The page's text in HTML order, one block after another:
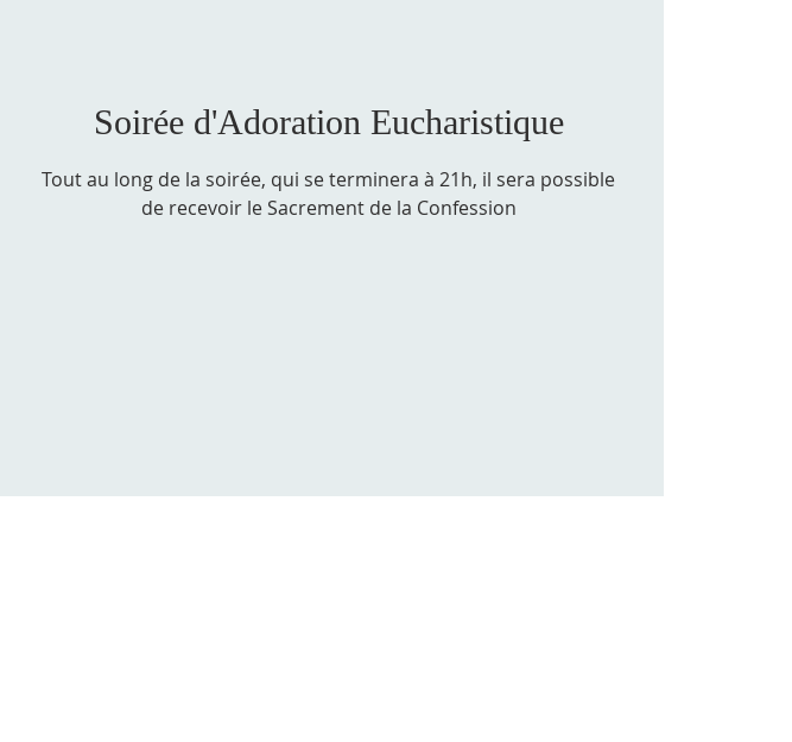
Soirée d'Adoration Eucharistique
Tout au long de la soirée, qui se terminera à 21h, il sera possible
de recevoir le Sacrement de la Confession